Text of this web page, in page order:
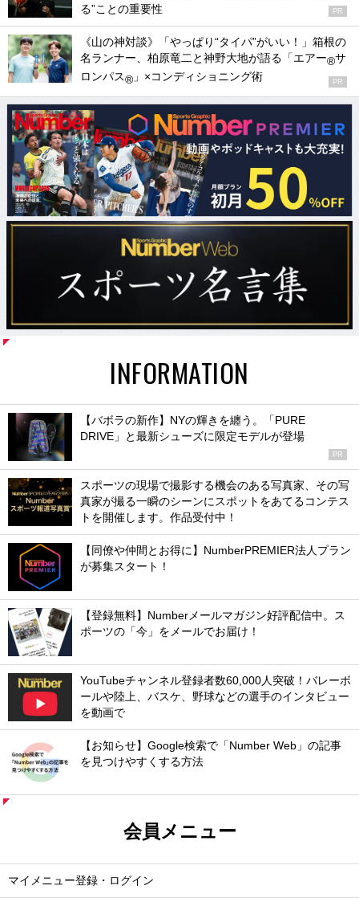
る”ことの重要性
PR
《山の神対談》「やっぱり“タイパ”がいい！」箱根の
名ランナー、柏原竜二と神野大地が語る「エアー®サ
ロンパス® 」×コンディショニング術 PR
INFORMATION
【バボラの新作】NYの輝きを纏う。「PURE
DRIVE」と最新シューズに限定モデルが登場
PR
スポーツの現場で撮影する機会のある写真家、その写
真家が撮る一瞬のシーンにスポットをあてるコンテス
トを開催します。作品受付中！
【同僚や仲間とお得に】NumberPREMIER法人プラン
が募集スタート！
【登録無料】Numberメールマガジン好評配信中。ス
ポーツの「今」をメールでお届け！
YouTubeチャンネル登録者数60,000人突破！バレーボ
ールや陸上、バスケ、野球などの選手のインタビュー
を動画で
【お知らせ】Google検索で「Number Web」の記事
を見つけやすくする方法
会員メニュー
マイメニュー登録・ログイン